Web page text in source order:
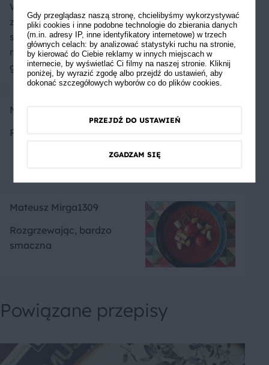
Wspaniała alternatywa dla
zupy pomidorowej. Gęsta,
sycąca i aromatyczna. U
mnie z mozzarellą i
grzankami
Mateusz Mirga1309
Polecam spróbować
Mateusz Mirga1309
Rozgrzewając, bardzo
smaczna
Powiązane przepisy
Gdy przeglądasz naszą stronę, chcielibyśmy wykorzystywać
pliki cookies i inne podobne technologie do zbierania danych
(m.in. adresy IP, inne identyfikatory internetowe) w trzech
głównych celach: by analizować statystyki ruchu na stronie,
by kierować do Ciebie reklamy w innych miejscach w
internecie, by wyświetlać Ci filmy na naszej stronie. Kliknij
poniżej, by wyrazić zgodę albo przejdź do ustawień, aby
dokonać szczegółowych wyborów co do plików cookies.
PRZEJDŹ DO USTAWIEŃ
ZGADZAM SIĘ